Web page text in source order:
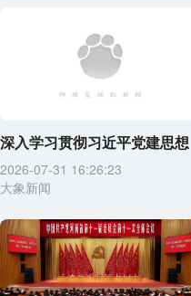
深入学习贯彻习近平党建思想
2026-07-31 16:26:23
大象新闻